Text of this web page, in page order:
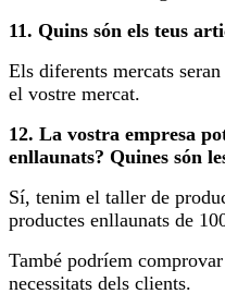
11. Quins són els teus
Els diferents mercats
el vostre mercat.
12. La vostra empresa
enllaunats? Quines són
Sí, tenim el taller de
productes enllaunats de
També podríem
necessitats dels clients.